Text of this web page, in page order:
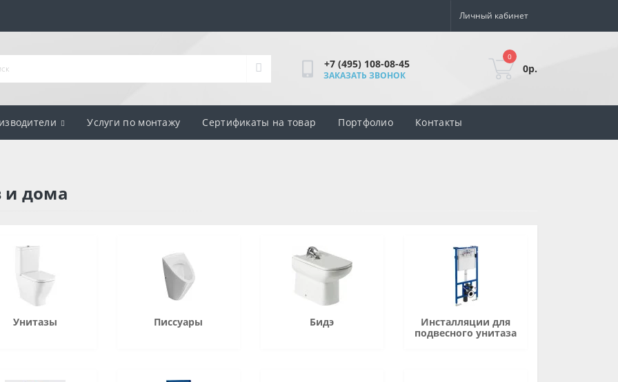
Личный кабинет
+7 (495) 108-08-45
ЗАКАЗАТЬ ЗВОНОК
0
0р.
Услуги по монтажу Сертификаты на товар Портфолио Контакты
и дома
Унитазы Писсуары Бидэ
Инсталляции для
подвесного унитаза